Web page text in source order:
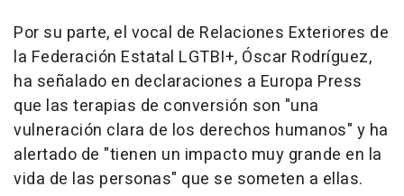
Por su parte, el vocal de Relaciones Exteriores de
la Federación Estatal LGTBI+, Óscar Rodríguez,
ha señalado en declaraciones a Europa Press
que las terapias de conversión son "una
vulneración clara de los derechos humanos" y ha
alertado de "tienen un impacto muy grande en la
vida de las personas" que se someten a ellas.